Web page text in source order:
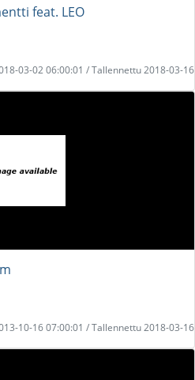
feat. LEO
03-02 06:00:01 / Tallennettu 2018-03-16
10-16 07:00:01 / Tallennettu 2018-03-16